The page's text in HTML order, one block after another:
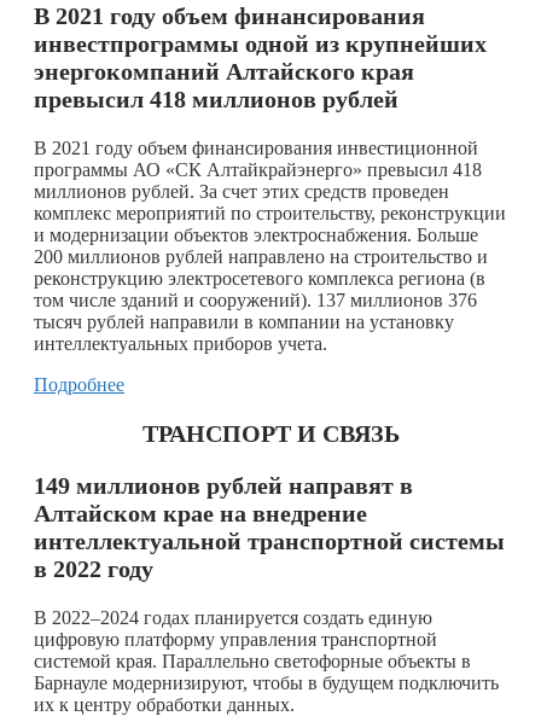
В 2021 году объем финансирования
инвестпрограммы одной из крупнейших
энергокомпаний Алтайского края
превысил 418 миллионов рублей
В 2021 году объем финансирования инвестиционной
программы АО «СК Алтайкрайэнерго» превысил 418
миллионов рублей. За счет этих средств проведен
комплекс мероприятий по строительству, реконструкции
и модернизации объектов электроснабжения. Больше
200 миллионов рублей направлено на строительство и
реконструкцию электросетевого комплекса региона (в
том числе зданий и сооружений). 137 миллионов 376
тысяч рублей направили в компании на установку
интеллектуальных приборов учета.
Подробнее
ТРАНСПОРТ И СВЯЗЬ
149 миллионов рублей направят в
Алтайском крае на внедрение
интеллектуальной транспортной системы
в 2022 году
В 2022–2024 годах планируется создать единую
цифровую платформу управления транспортной
системой края. Параллельно светофорные объекты в
Барнауле модернизируют, чтобы в будущем подключить
их к центру обработки данных.